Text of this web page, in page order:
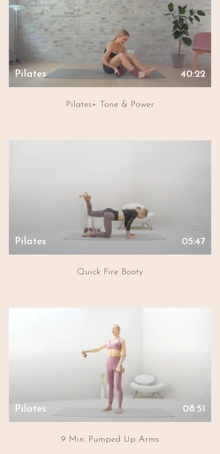
Pilates 40:22
Pilates+ Tone & Power
Pilates 05:47
Quick Fire Booty
Pilates 08:51
9 Min. Pumped Up Arms